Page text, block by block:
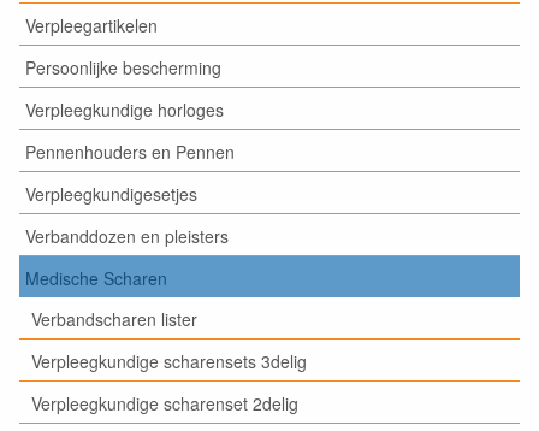
Verpleegartikelen
Persoonlijke bescherming
Verpleegkundige horloges
Pennenhouders en Pennen
Verpleegkundigesetjes
Verbanddozen en pleisters
Medische Scharen
Verbandscharen lister
Verpleegkundige scharensets 3delig
Verpleegkundige scharenset 2delig